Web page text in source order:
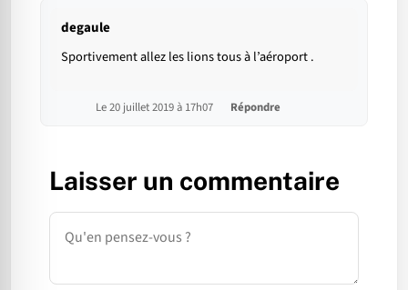
degaule
Sportivement allez les lions tous à l’aéroport .
Le 20 juillet 2019 à 17h07 Répondre
Laisser un commentaire
Commentaire